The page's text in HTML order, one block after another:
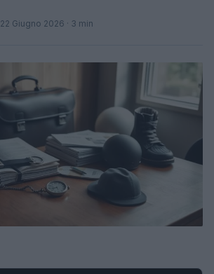
22 Giugno 2026 · 3 min